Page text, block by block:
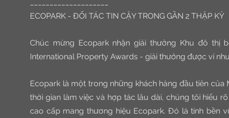
ECOPARK - ĐỐI TÁC TIN CẬY TRONG GẦN 2 THẬP KỶ
Chúc mừng Ecopark nhận giải thưởng Khu đô thị
International Property Awards - giải thưởng được ví
Ecopark là một trong những khách hàng đầu tiên của
thời gian làm việc và hợp tác lâu dài, chúng tôi hiểu
cao cấp mang thương hiệu Ecopark. Đó là tính bền